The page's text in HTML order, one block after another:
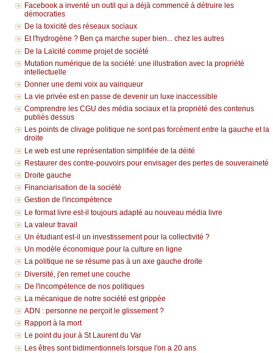
Facebook a inventé un outil qui a déjà commencé à détruire les
démocraties
De la toxicité des réseaux sociaux
Et l'hydrogène ? Ben ça marche super bien... chez les autres
De la Laïcité comme projet de société
Mutation numérique de la société: une illustration avec la propriété
intellectuelle
Donner une demi voix au vainqueur
La vie privée est en passe de devenir un luxe inaccessible
Comprendre les CGU des média sociaux et la propriété des contenus
publiés dessus
Les points de clivage politique ne sont pas forcément entre la gauche et la
droite
Le web est une représentation simplifiée de la déité
Restaurer des contre-pouvoirs pour envisager des pertes de souveraineté
Droite gauche
Financiarisation de la société
Gestion de l'incompétence
Le format livre est-il toujours adapté au nouveau média livre
La valeur travail
Un étudiant est-il un investissement pour la collectivité ?
Un modèle économique pour la culture en ligne
La politique ne se résume pas à un axe gauche droite
Diversité, j'en remet une couche
De l'incompétence de nos politiques
La mécanique de notre société est grippée
ADN : personne ne perçoit le glissement ?
Rapport à la mort
Le point du jour à St Laurent du Var
Les êtres sont bidimentionnels lorsque l'on a 20 ans